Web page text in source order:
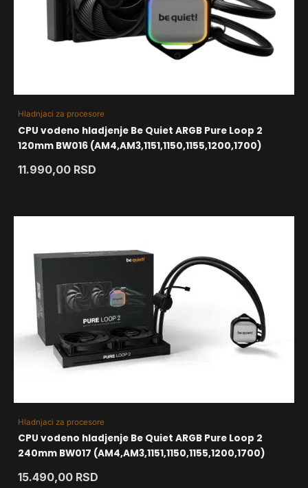
Hladnjaci za procesore
CPU vodeno hladjenje Be Quiet ARGB Pure Loop 2
120mm BW016 (AM4,AM3,1151,1150,1155,1200,1700)
11.990,00 RSD
Hladnjaci za procesore
CPU vodeno hladjenje Be Quiet ARGB Pure Loop 2
240mm BW017 (AM4,AM3,1151,1150,1155,1200,1700)
15.490,00 RSD